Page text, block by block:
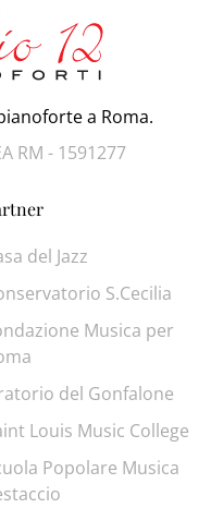
a Roma.
RM - 1591277
del Jazz
S.Cecilia
Musica per
del Gonfalone
Louis Music College
Popolare Musica